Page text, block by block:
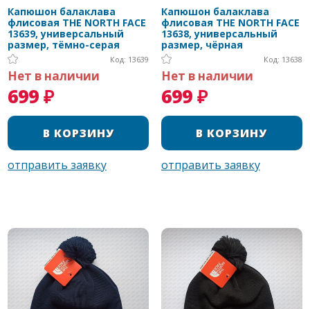
Капюшон балаклава
флисовая THE NORTH FACE
13639, универсальный
размер, тёмно-серая
Код: 13639
Нет в наличии
699 ₽
Капюшон балаклава
флисовая THE NORTH FACE
13638, универсальный
размер, чёрная
Код: 13638
Нет в наличии
699 ₽